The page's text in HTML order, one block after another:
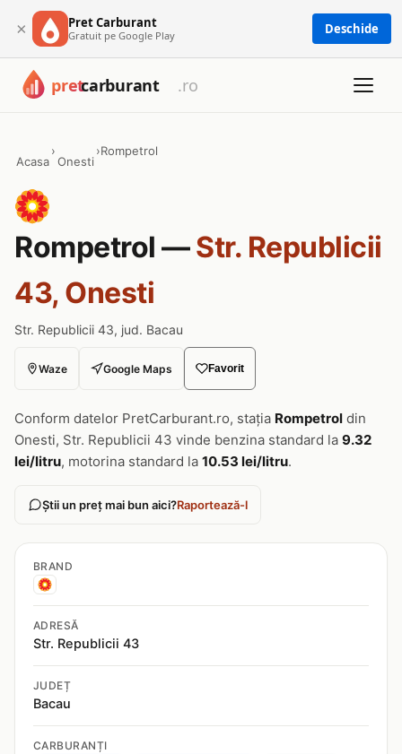
× Pret Carburant
Gratuit pe Google Play Deschide
Acasa
›
Onesti
›Rompetrol
Rompetrol —Str. Republicii
43, Onesti
Str. Republicii 43, jud. Bacau
Waze Google Maps Favorit
Conform datelor PretCarburant.ro, stația Rompetrol din
Onesti, Str. Republicii 43 vinde benzina standard la 9.32
lei/litru, motorina standard la 10.53 lei/litru.
Știi un preț mai bun aici?Raportează-l
BRAND
ADRESĂ
Str. Republicii 43
JUDEȚ
Bacau
CARBURANȚI